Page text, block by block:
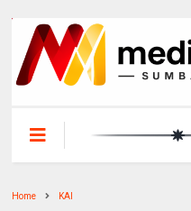
Home KAI